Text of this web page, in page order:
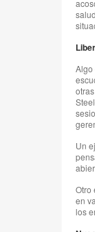
Algo
Un
Otro
en
los